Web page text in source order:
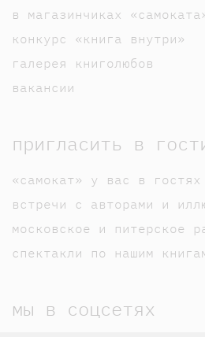
в магазинчиках
конкурс «книга внутри»
галерея книголюбов
вакансии
пригласить в
«самокат» у вас в гостях
встречи с авторами и
московское и питерское
спектакли по нашим
мы в соцсетях